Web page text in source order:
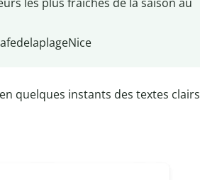
quelques instants des textes clairs